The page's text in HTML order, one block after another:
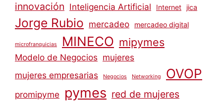
innovación Inteligencia Artificial Internet jica
Jorge Rubio mercadeo mercadeo digital
microfranquicias MINECO mipymes
Modelo de Negocios mujeres
mujeres empresarias
Negocios Networking OVOP
promipyme pymes red de mujeres